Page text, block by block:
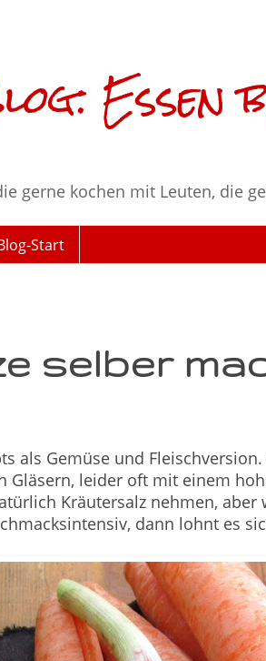
Essen
gerne kochen mit Leuten, die
Start
selber
als Gemüse und
Gläsern, leider oft mit einem
Kräutersalz nehmen,
dann lohnt es